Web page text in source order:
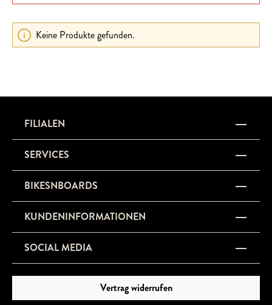
Keine Produkte gefunden.
FILIALEN
SERVICES
BIKESNBOARDS
KUNDENINFORMATIONEN
SOCIAL MEDIA
Vertrag widerrufen